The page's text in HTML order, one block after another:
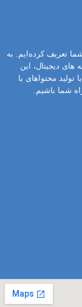
تعریف کرده‌ایم. به
دیجیتال، این
محتواهای با
شما باشیم.